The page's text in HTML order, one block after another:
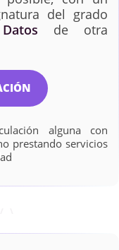
del grado
de otra
alguna con
prestando servicios